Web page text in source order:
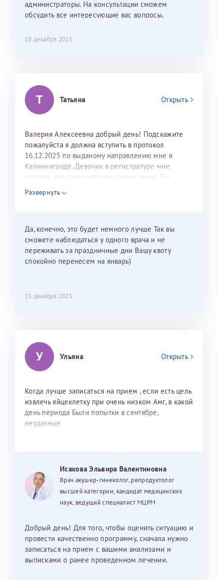
лёгкое и простое. Вообще в данной клинике весь
персонал очень вежливый и чуткий, прям приятно
Рафаильевичу, нашему волшебнику, без каких либо
Темирбулатов Ринат Рафаилевич
Репродуктологи
администраторы. На консультации сможем
обсудить все интересующие вас вопросы,
18 декабря 2025
Т Татьяна Открыть
Валерия Алексеевна добрый день! Подскажите
пожалуйста я должна вступить в протокол
16.12.2025 по выданому направлению мне в
Калининграде. Девочки в регистратуре мне
сказали, что сам протокол длится около 3-х
недель и 3 недели я должна находится в Питере.
Можно мне новый год провести в Калининграде и
Развернуть
Да, конечно, это будет немного лучше Так вы
сможете наблюдаться у одного врача и не
переживать за праздничные дни Вашу квоту
спокойно перенесем на январь)
15 декабря 2025
У Ульяна Открыть
Когда лучше записаться на прием , если есть цель
извлечь яйцеклетку при очень низком Амг, в какой
день периода Были попытки в сентябре,
неудачные
Исакова Эльвира Валентиновна
Врач акушер-гинеколог, репродуктолог
высшей категории, кандидат медицинских
наук, ведущий специалист МЦРМ
Добрый день! Для того, чтобы оценить ситуацию и
провести качественно программу, сначала нужно
записаться на прием с вашими анализами и
выписками о ранее проведенном лечении.